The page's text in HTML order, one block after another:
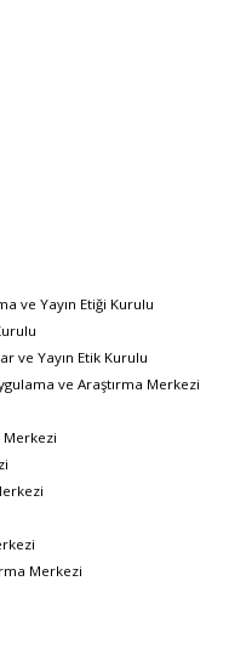
ve Yayın Etiği Kurulu
ve Yayın Etik Kurulu
ve Araştırma Merkezi
Merkezi
Merkezi